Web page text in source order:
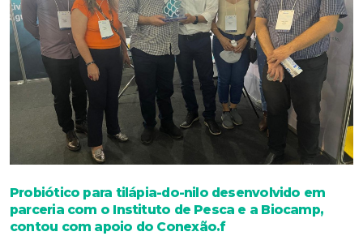
Probiótico para tilápia-do-nilo desenvolvido em
parceria com o Instituto de Pesca e a Biocamp,
contou com apoio do Conexão.f